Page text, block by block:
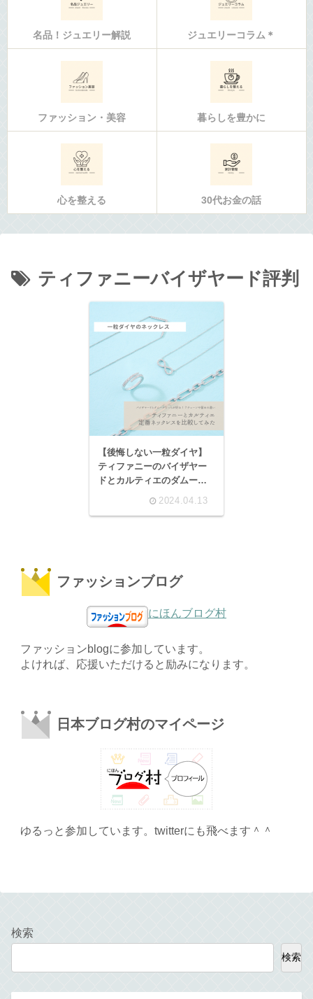
名品！ジュエリー解説 ジュエリーコラム＊
ファッション・美容 暮らしを豊かに
心を整える 30代お金の話
ティファニーバイザヤード評判
【後悔しない一粒ダイヤ】
ティファニーのバイザヤー
ドとカルティエのダムール
2024.04.13
ファッションブログ
にほんブログ村
ファッションblogに参加しています。
よければ、応援いただけると励みになります。
日本ブログ村のマイページ
ゆるっと参加しています。twitterにも飛べます＾＾
検索
検索